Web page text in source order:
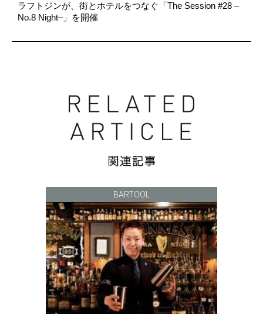
ラフトジンが、街とホテルをつなぐ「The Session #28 –
No.8 Night–」を開催
BARTOOL